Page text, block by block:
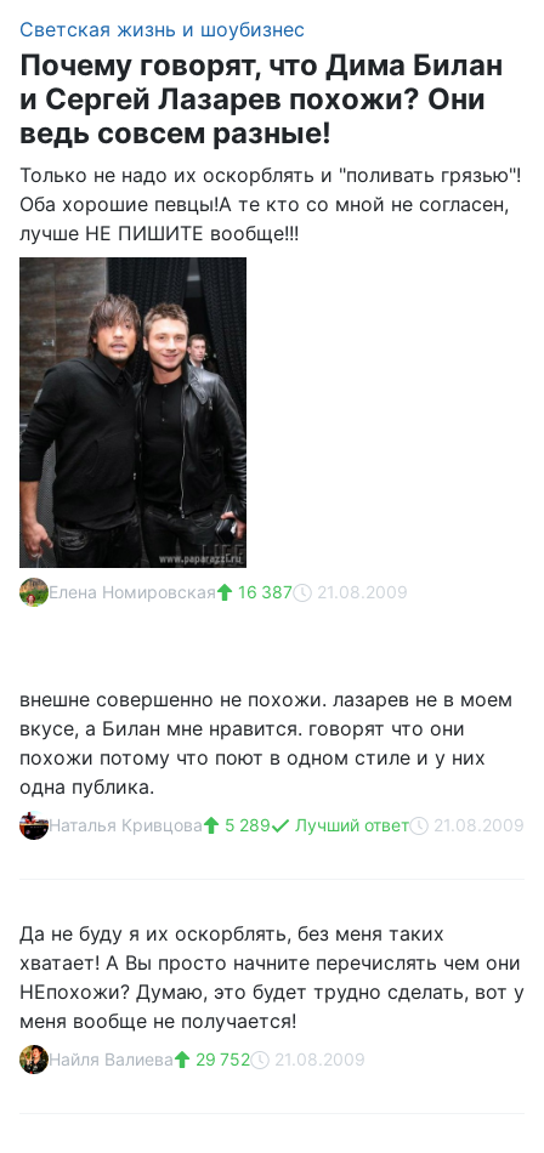
Светская жизнь и шоубизнес
Почему говорят, что Дима Билан
и Сергей Лазарев похожи? Они
ведь совсем разные!
Только не надо их оскорблять и "поливать грязью"!
Оба хорошие певцы!А те кто со мной не согласен,
лучше НЕ ПИШИТЕ вообще!!!
Елена Номировская 16 387 21.08.2009
внешне совершенно не похожи. лазарев не в моем
вкусе, а Билан мне нравится. говорят что они
похожи потому что поют в одном стиле и у них
одна публика.
Наталья Кривцова 5 289 Лучший ответ 21.08.2009
Да не буду я их оскорблять, без меня таких
хватает! А Вы просто начните перечислять чем они
НЕпохожи? Думаю, это будет трудно сделать, вот у
меня вообще не получается!
Найля Валиева 29 752 21.08.2009